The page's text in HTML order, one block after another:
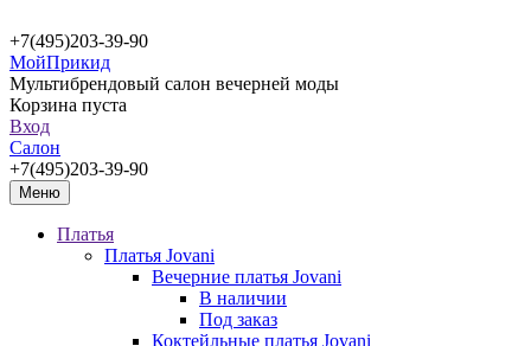
+7(495)203-39-90
МойПрикид
Мультибрендовый салон вечерней моды
Корзина пуста
Вход
Салон
+7(495)203-39-90
Меню
Платья
Платья Jovani
Вечерние платья Jovani
В наличии
Под заказ
Коктейльные платья Jovani